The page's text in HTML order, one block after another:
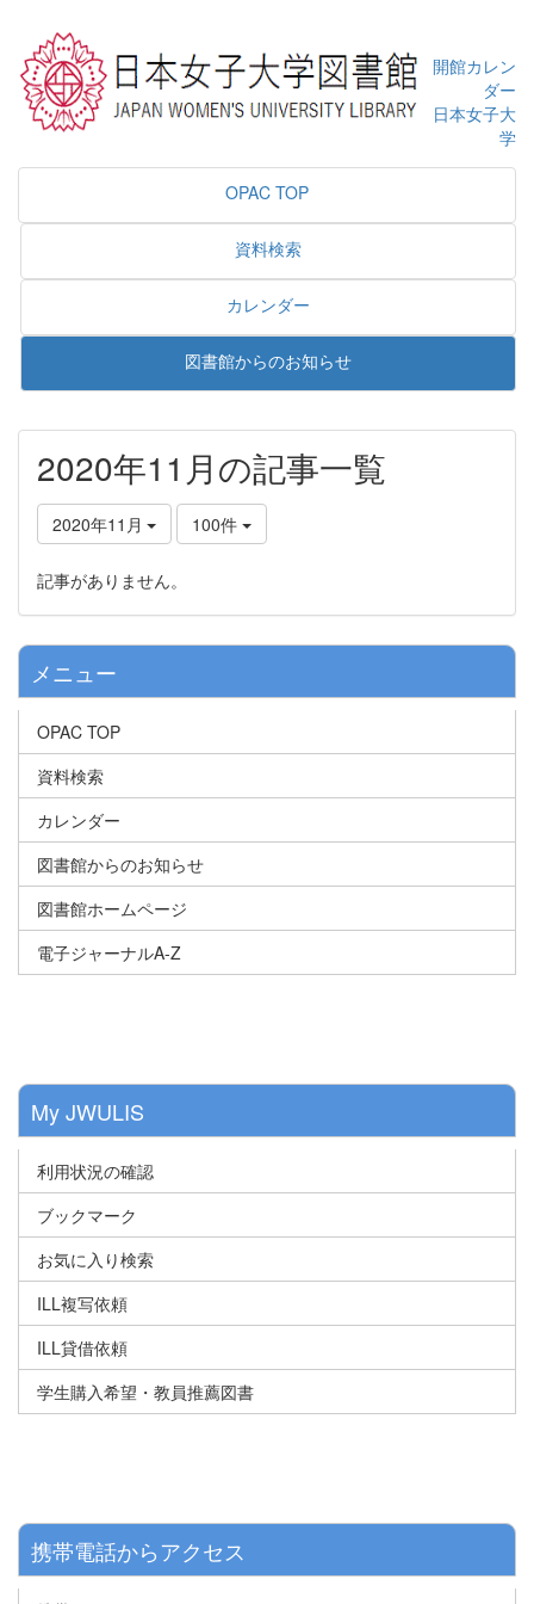
開館カレン
ダー
日本女子大
学
OPAC TOP
資料検索
カレンダー
図書館からのお知らせ
2020年11月の記事一覧
2020年11月 100件
記事がありません。
メニュー
OPAC TOP
資料検索
カレンダー
図書館からのお知らせ
図書館ホームページ
電子ジャーナルA-Z
My JWULIS
利用状況の確認
ブックマーク
お気に入り検索
ILL複写依頼
ILL貸借依頼
学生購入希望・教員推薦図書
携帯電話からアクセス